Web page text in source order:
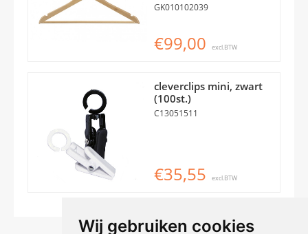
Wij gebruiken cookies
GK010102039
€99,00 excl.BTW
cleverclips mini, zwart
(100st.)
C13051511
€35,55 excl.BTW